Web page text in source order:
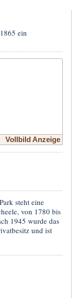
ein
Vollbild Anzeige
steht eine
von 1780 bis
1945 wurde das
und ist